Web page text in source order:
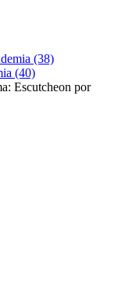
(38)
(40)
Escutcheon por